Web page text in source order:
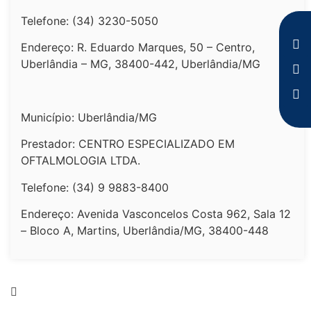
Telefone: (34) 3230-5050
Endereço: R. Eduardo Marques, 50 – Centro,
Uberlândia – MG, 38400-442, Uberlândia/MG
Município: Uberlândia/MG
Prestador: CENTRO ESPECIALIZADO EM
OFTALMOLOGIA LTDA.
Telefone: (34) 9 9883-8400
Endereço: Avenida Vasconcelos Costa 962, Sala 12
– Bloco A, Martins, Uberlândia/MG, 38400-448